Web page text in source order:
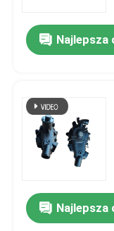
Aktualności
Sprawy
Blog
Najlepsza
Najlepsza